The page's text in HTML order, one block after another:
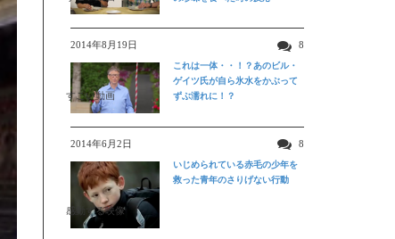
2014年8月19日 8
すごい動画
これは一体・・！？あのビル・
ゲイツ氏が自ら氷水をかぶって
ずぶ濡れに！？
2014年6月2日 8
感動する映像
いじめられている赤毛の少年を
救った青年のさりげない行動